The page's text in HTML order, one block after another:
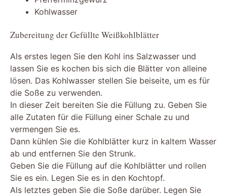
Kohlwasser
Zubereitung der Gefüllte Weißkohlblätter
Als erstes legen Sie den Kohl ins Salzwasser und
lassen Sie es kochen bis sich die Blätter von alleine
lösen. Das Kohlwasser stellen Sie beiseite, um es für
die Soße zu verwenden.
In dieser Zeit bereiten Sie die Füllung zu. Geben Sie
alle Zutaten für die Füllung einer Schale zu und
vermengen Sie es.
Dann kühlen Sie die Kohlblätter kurz in kaltem Wasser
ab und entfernen Sie den Strunk.
Geben Sie die Füllung auf die Kohlblätter und rollen
Sie es ein. Legen Sie es in den Kochtopf.
Als letztes geben Sie die Soße darüber. Legen Sie